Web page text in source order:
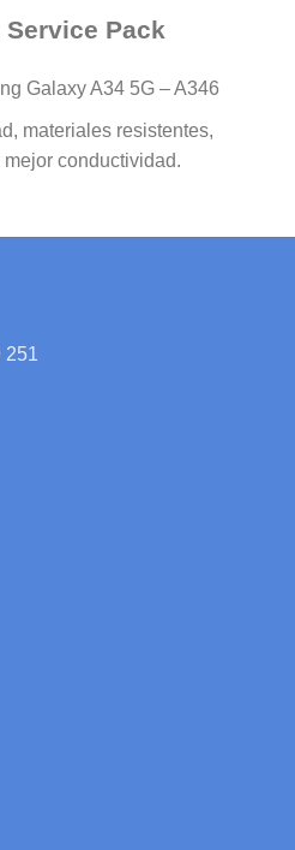
Pack
Galaxy A34 5G – A346
materiales resistentes,
conductividad.
251